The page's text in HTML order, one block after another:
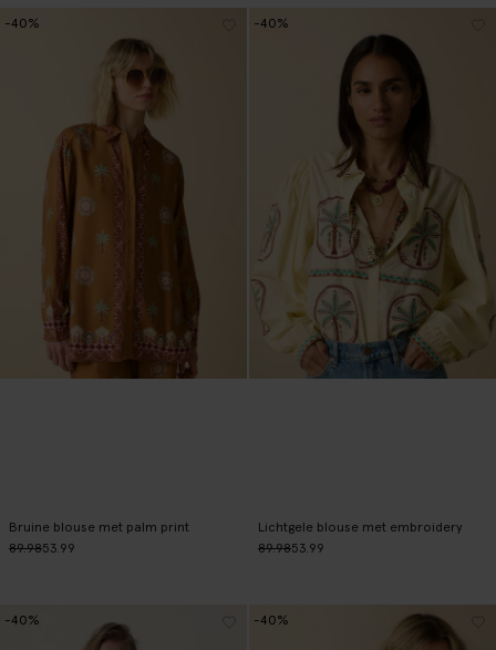
Bruine blouse met palm print
89.9853.99
-40%
Lichtgele blouse met embroidery
89.9853.99
-40%
-40% -40%